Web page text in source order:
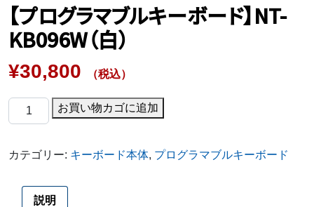
【プログラマブルキーボード】NT-
KB096W（白）
¥30,800 （税込）
【プ
ロ
ラ
お買い物カゴに追加
カテゴリー: キーボード本体, プログラマブルキーボード
説明